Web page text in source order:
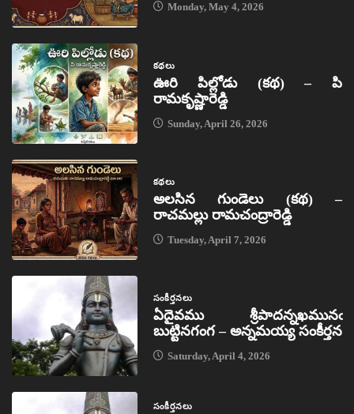
Monday, May 4, 2026
కథలు
ఊరి పిల్లోడు (కథ) – పి
రామకృష్ణారెడ్డి
Sunday, April 26, 2026
కథలు
అలసిన గుండెలు (కథ) –
రాచమల్లు రామచంద్రారెడ్డి
Tuesday, April 7, 2026
సంకీర్తనలు
ఏదైవము శ్రీపాదన్నఖమునఁ
బుట్టినగంగ – అన్నమయ్య సంకీర్తన
Saturday, April 4, 2026
సంకీర్తనలు